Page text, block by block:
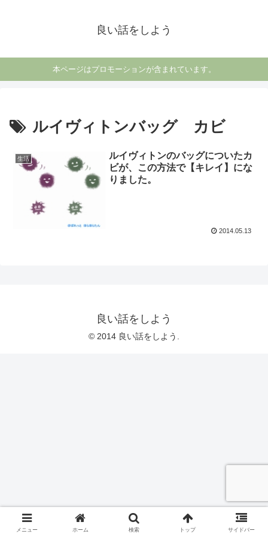
良い話をしよう
本ページはプロモーションが含まれています。
ルイヴィトンバッグ カビ
生活
ルイヴィトンのバッグについたカ
ビが、この方法で【キレイ】にな
りました。
2014.05.13
良い話をしよう
© 2014 良い話をしよう.
メニュー ホーム 検索 トップ サイドバー